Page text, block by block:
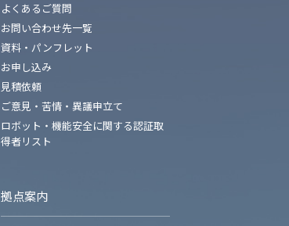
よくあるご質問
お問い合わせ先一覧
資料・パンフレット
お申し込み
見積依頼
ご意見・苦情・異議申立て
ロボット・機能安全に関する認証取
得者リスト
拠点案内